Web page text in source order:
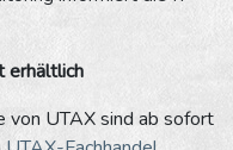
erhältlich
UTAX sind ab sofort